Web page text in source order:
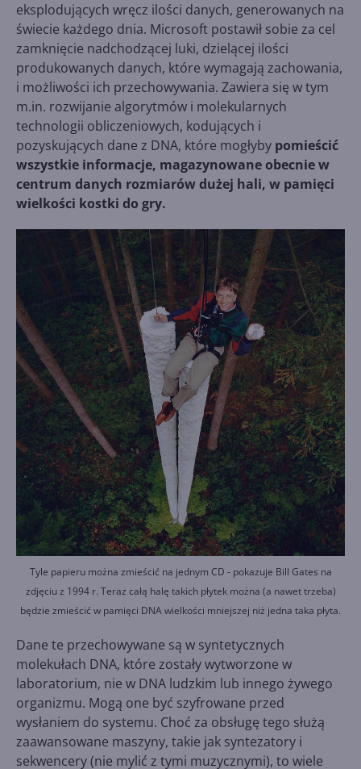
eksplodujących wręcz ilości danych, generowanych na
świecie każdego dnia. Microsoft postawił sobie za cel
zamknięcie nadchodzącej luki, dzielącej ilości
produkowanych danych, które wymagają zachowania,
i możliwości ich przechowywania. Zawiera się w tym
m.in. rozwijanie algorytmów i molekularnych
technologii obliczeniowych, kodujących i
pozyskujących dane z DNA, które mogłyby pomieścić
wszystkie informacje, magazynowane obecnie w
centrum danych rozmiarów dużej hali, w pamięci
wielkości kostki do gry.
Tyle papieru można zmieścić na jednym CD - pokazuje Bill Gates na
zdjęciu z 1994 r. Teraz całą halę takich płytek można (a nawet trzeba)
będzie zmieścić w pamięci DNA wielkości mniejszej niż jedna taka płyta.
Dane te przechowywane są w syntetycznych
molekułach DNA, które zostały wytworzone w
laboratorium, nie w DNA ludzkim lub innego żywego
organizmu. Mogą one być szyfrowane przed
wysłaniem do systemu. Choć za obsługę tego służą
zaawansowane maszyny, takie jak syntezatory i
sekwencery (nie mylić z tymi muzycznymi), to wiele